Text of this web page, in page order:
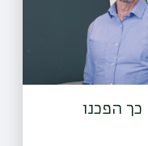
כך הפכנו